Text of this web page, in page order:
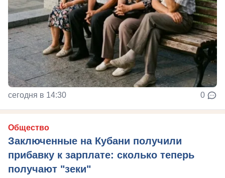
сегодня в 14:30 0
Общество
Заключенные на Кубани получили
прибавку к зарплате: сколько теперь
получают "зеки"